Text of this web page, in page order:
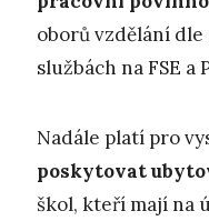
oborů vzdělání
službách na FSE a
Nadále platí pro
poskytovat
škol, kteří mají na